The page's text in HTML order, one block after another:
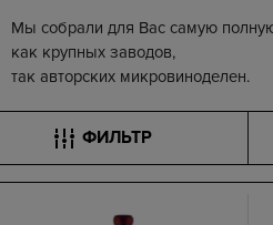
Мы собрали для Вас самую
как крупных заводов,
так авторских микровиноделен.
ФИЛЬТР